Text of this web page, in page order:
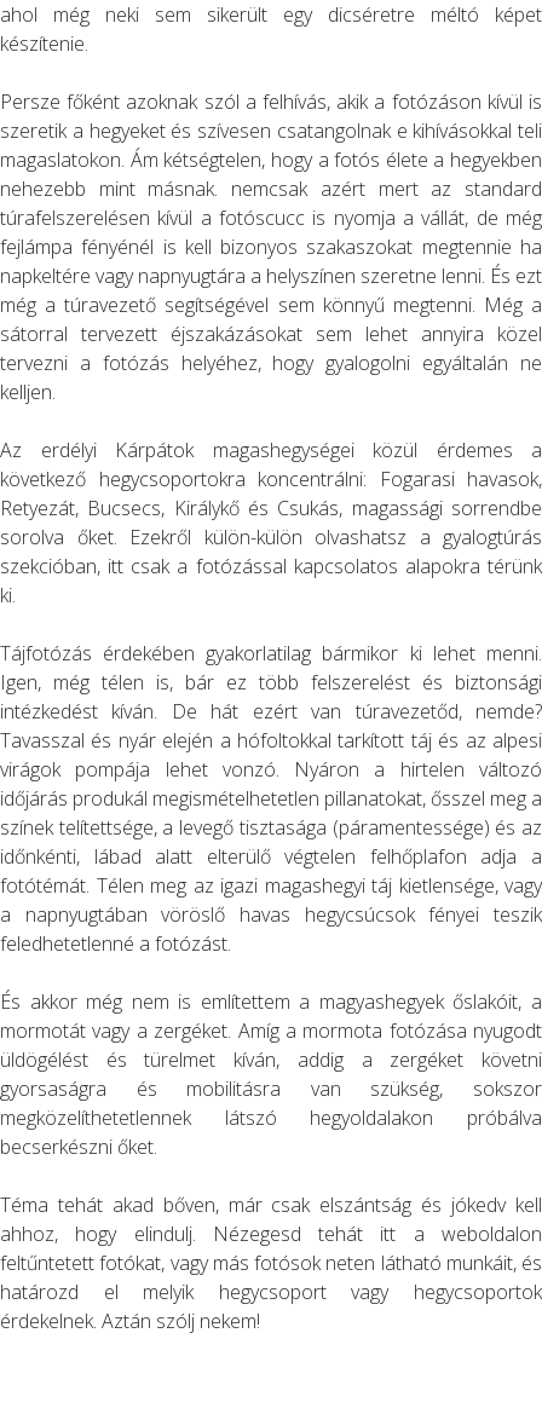
ahol még neki sem sikerült egy dicséretre méltó képet
készítenie.
Persze főként azoknak szól a felhívás, akik a fotózáson kívül is
szeretik a hegyeket és szívesen csatangolnak e kihívásokkal teli
magaslatokon. Ám kétségtelen, hogy a fotós élete a hegyekben
nehezebb mint másnak. nemcsak azért mert az standard
túrafelszerelésen kívül a fotóscucc is nyomja a vállát, de még
fejlámpa fényénél is kell bizonyos szakaszokat megtennie ha
napkeltére vagy napnyugtára a helyszínen szeretne lenni. És ezt
még a túravezető segítségével sem könnyű megtenni. Még a
sátorral tervezett éjszakázásokat sem lehet annyira közel
tervezni a fotózás helyéhez, hogy gyalogolni egyáltalán ne
kelljen.
Az erdélyi Kárpátok magashegységei közül érdemes a
következő hegycsoportokra koncentrálni: Fogarasi havasok,
Retyezát, Bucsecs, Királykő és Csukás, magassági sorrendbe
sorolva őket. Ezekről külön-külön olvashatsz a gyalogtúrás
szekcióban, itt csak a fotózással kapcsolatos alapokra térünk
ki.
Tájfotózás érdekében gyakorlatilag bármikor ki lehet menni.
Igen, még télen is, bár ez több felszerelést és biztonsági
intézkedést kíván. De hát ezért van túravezetőd, nemde?
Tavasszal és nyár elején a hófoltokkal tarkított táj és az alpesi
virágok pompája lehet vonzó. Nyáron a hirtelen változó
időjárás produkál megismételhetetlen pillanatokat, ősszel meg a
színek telítettsége, a levegő tisztasága (páramentessége) és az
időnkénti, lábad alatt elterülő végtelen felhőplafon adja a
fotótémát. Télen meg az igazi magashegyi táj kietlensége, vagy
a napnyugtában vöröslő havas hegycsúcsok fényei teszik
feledhetetlenné a fotózást.
És akkor még nem is említettem a magyashegyek őslakóit, a
mormotát vagy a zergéket. Amíg a mormota fotózása nyugodt
üldögélést és türelmet kíván, addig a zergéket követni
gyorsaságra és mobilitásra van szükség, sokszor
megközelíthetetlennek látszó hegyoldalakon próbálva
becserkészni őket.
Téma tehát akad bőven, már csak elszántság és jókedv kell
ahhoz, hogy elindulj. Nézegesd tehát itt a weboldalon
feltűntetett fotókat, vagy más fotósok neten látható munkáit, és
határozd el melyik hegycsoport vagy hegycsoportok
érdekelnek. Aztán szólj nekem!